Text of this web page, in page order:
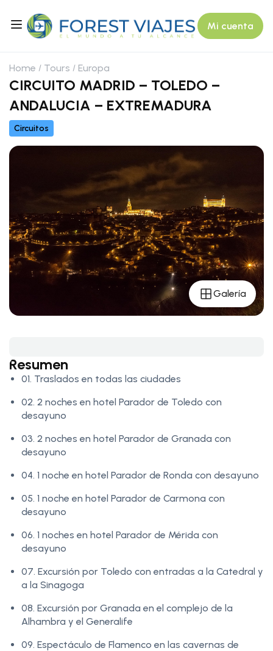
Mi cuenta
Home Tours Europa
CIRCUITO MADRID – TOLEDO –
ANDALUCIA – EXTREMADURA
Circuitos
Galería
Resumen
01. Traslados en todas las ciudades
02. 2 noches en hotel Parador de Toledo con
desayuno
03. 2 noches en hotel Parador de Granada con
desayuno
04. 1 noche en hotel Parador de Ronda con desayuno
05. 1 noche en hotel Parador de Carmona con
desayuno
06. 1 noches en hotel Parador de Mérida con
desayuno
07. Excursión por Toledo con entradas a la Catedral y
a la Sinagoga
08. Excursión por Granada en el complejo de la
Alhambra y el Generalife
09. Espectáculo de Flamenco en las cavernas de